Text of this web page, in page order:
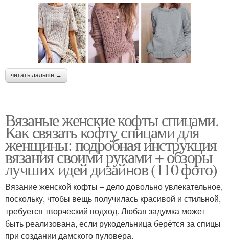
читать дальше →
Вязаные женские кофты спицами.
Как связать кофту спицами для
женщины: подробная инструкция
вязания своими руками + обзоры
лучших идей дизайнов (110 фото)
Вязание женской кофты – дело довольно увлекательное,
поскольку, чтобы вещь получилась красивой и стильной,
требуется творческий подход. Любая задумка может
быть реализована, если рукодельница берётся за спицы
при создании дамского пуловера.